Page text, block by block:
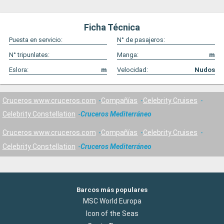
Ficha Técnica
Puesta en servicio:
N° de pasajeros:
N° tripunlates:
Manga:
m
Eslora:
m Velocidad: Nudos
Cruceros www.cruceros.com Compañías
Celebrity Cruises
Celebrity Constellation
Cruceros Mediterráneo
Cruceros www.cruceros.com Compañías
Celebrity Cruises
Celebrity Constellation
Cruceros Mediterráneo
Barcos más populares
MSC World Europa
Icon of the Seas